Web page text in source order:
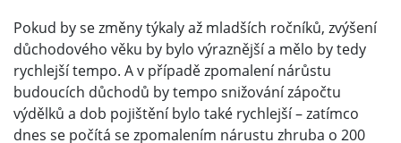
Pokud by se změny týkaly až mladších ročníků, zvýšení
důchodového věku by bylo výraznější a mělo by tedy
rychlejší tempo. A v případě zpomalení nárůstu
budoucích důchodů by tempo snižování zápočtu
výdělků a dob pojištění bylo také rychlejší – zatímco
dnes se počítá se zpomalením nárustu zhruba o 200